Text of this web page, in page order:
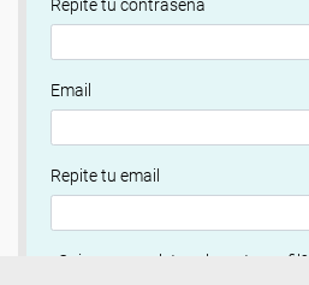
Repite tu contraseña
Email
Repite tu email
¿Quieres completar ahora tu perfil?